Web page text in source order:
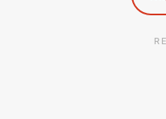
dostosowanymi do ich